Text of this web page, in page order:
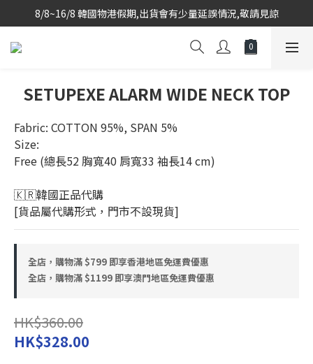
韓國當地代購團隊,每星期韓國直送香港
8/8~16/8 韓國物港假期,出貨會有少量延誤情況,敬請見諒
韓國當地代購團隊,每星期韓國直送香港
SETUPEXE ALARM WIDE NECK TOP
Fabric: COTTON 95%, SPAN 5%
Size:
Free (總長52 胸寬40 肩寬33 袖長14 cm)
🇰🇷韓國正品代購
[貨品屬代購形式，門市不設現貨]
全店，購物滿 $799 即享香港地區免運費優惠
全店，購物滿 $1199 即享澳門地區免運費優惠
HK$360.00
HK$328.00